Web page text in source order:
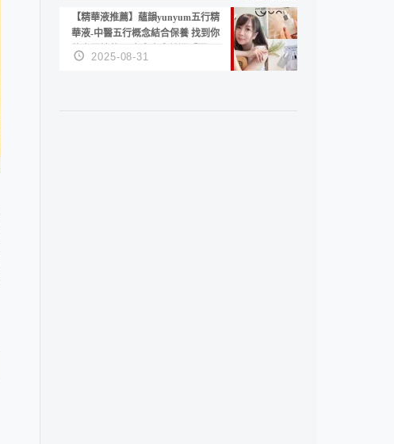
【精華液推薦】蘊韻yunyum五行精
華液-中醫五行概念結合保養 找到你
的專屬精華！ 水㊀土㊀就選「潤・
賦精華」維持肌膚剛剛好的平衡
2025-08-31